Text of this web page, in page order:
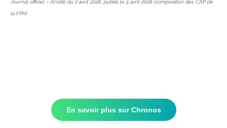
Journal officiel – Arrêté du 2 avril 2026, publié le 5 avril 2026 (composition des CAP de
la FPH)
En savoir plus sur Chronos